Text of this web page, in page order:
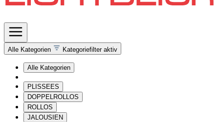
Alle Kategorien Kategoriefilter aktiv
Alle Kategorien
PLISSEES
DOPPELROLLOS
ROLLOS
JALOUSIEN